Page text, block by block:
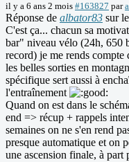
il y a 6 ans 2 mois #163827 par
Réponse de albator83 sur
C'est ça... chacun sa
bar" niveau vélo (24h, 650
record) je me rends
les belles sorties en
spécifique sert aussi à
l'entraînement
Quand on est dans le
end => récup + rappels
semaines on ne s'en rend
presque automatique et on
une ascension finale, à